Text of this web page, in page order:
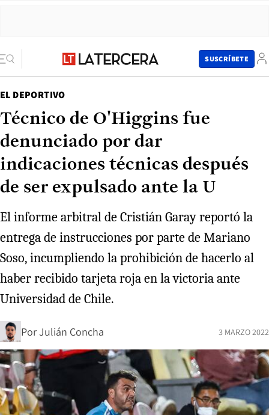
SUSCRÍBETE
EL DEPORTIVO
Técnico de O'Higgins fue
denunciado por dar
indicaciones técnicas después
de ser expulsado ante la U
El informe arbitral de Cristián Garay reportó la
entrega de instrucciones por parte de Mariano
Soso, incumpliendo la prohibición de hacerlo al
haber recibido tarjeta roja en la victoria ante
Universidad de Chile.
PorJulián Concha 3 MARZO 2022